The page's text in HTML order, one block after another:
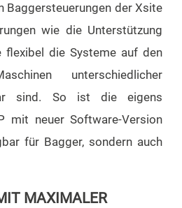
Baggersteuerungen der Xsite
wie die Unterstützung
die Systeme auf den
unterschiedlicher
sind. So ist die eigens
mit neuer Software-Version
für Bagger, sondern auch
MAXIMALER